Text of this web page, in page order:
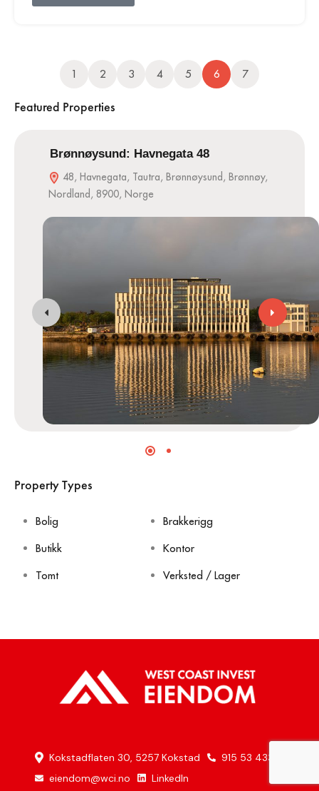
1 2 3 4 5 6 7
Featured Properties
Brønnøysund: Havnegata 48
48, Havnegata, Tautra, Brønnøysund, Brønnøy,
Nordland, 8900, Norge
Property Types
Bolig
Brakkerigg
Butikk
Kontor
Tomt
Verksted / Lager
Kokstadflaten 30, 5257 Kokstad
915 53 433
eiendom@wci.no
LinkedIn